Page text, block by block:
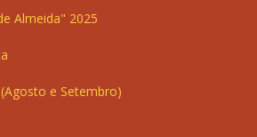
Almeida" 2025
e Setembro)